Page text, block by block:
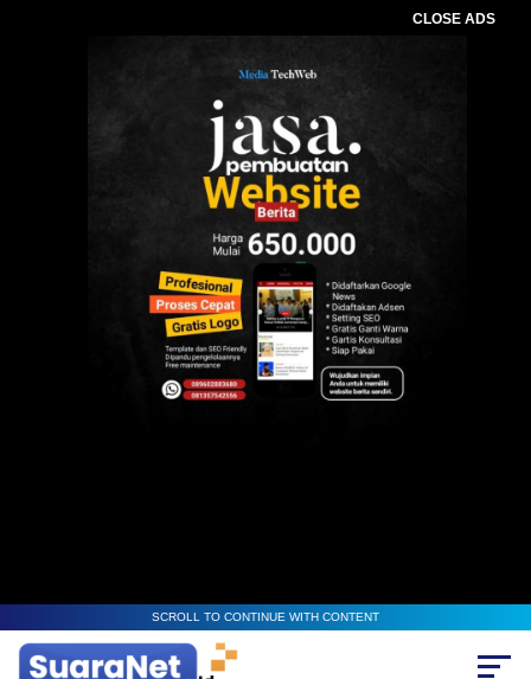
CLOSE ADS
SCROLL TO CONTINUE WITH CONTENT